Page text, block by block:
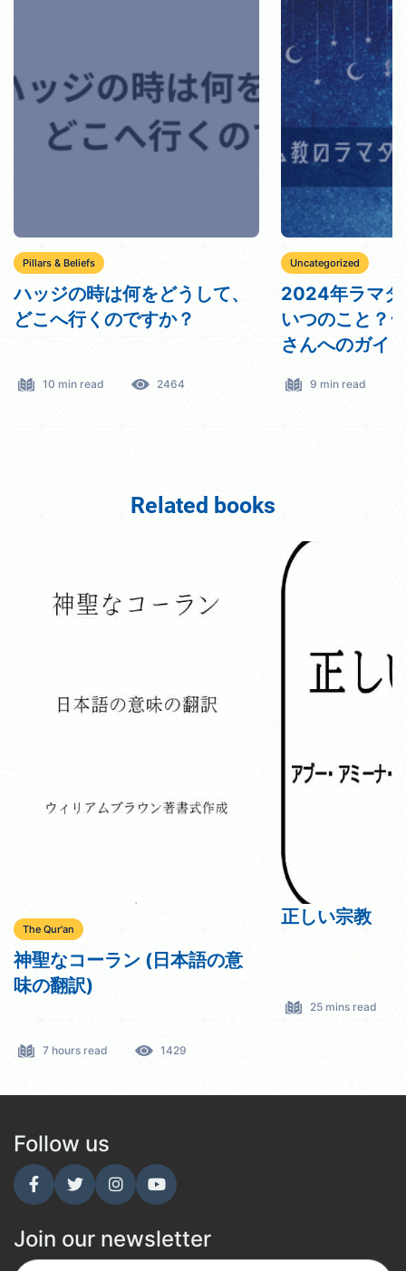
Pillars & Beliefs
ハッジの時は何をどうして、
どこへ行くのですか？
10 min read 2464
Uncategorized
2024年ラマダ
いつのこと？
さんへのガイ
9 min read
Related books
The Qur'an
神聖なコーラン (日本語の意
味の翻訳)
7 hours read 1429
正しい宗教
25 mins read
Follow us
Join our newsletter